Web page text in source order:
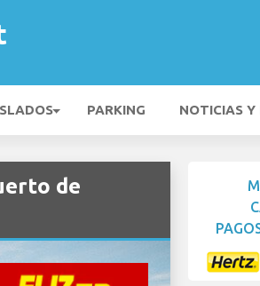
PARKING NOTICIAS Y
de